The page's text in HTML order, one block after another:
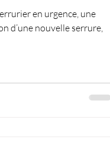
en urgence, une
d’une nouvelle serrure,